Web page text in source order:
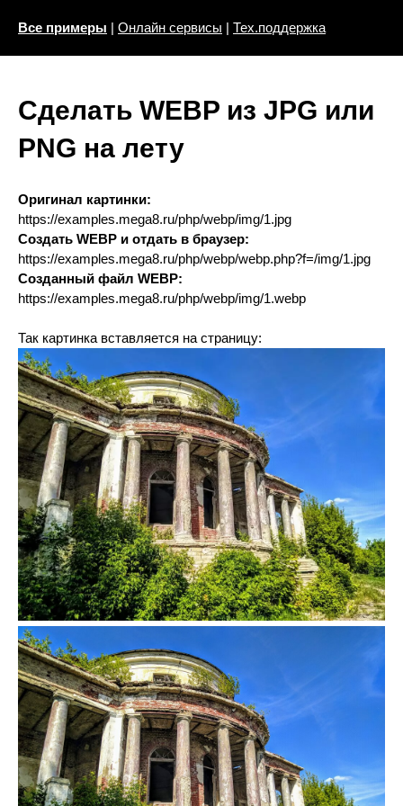
Все примеры | Онлайн сервисы | Тех.поддержка
Сделать WEBP из JPG или
PNG на лету
Оригинал картинки:
https://examples.mega8.ru/php/webp/img/1.jpg
Создать WEBP и отдать в браузер:
https://examples.mega8.ru/php/webp/webp.php?f=/img/1.jpg
Созданный файл WEBP:
https://examples.mega8.ru/php/webp/img/1.webp
Так картинка вставляется на страницу: